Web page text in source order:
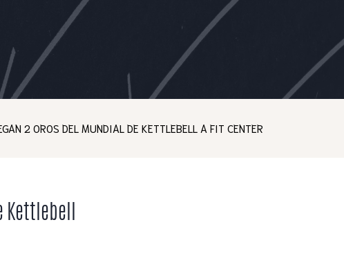
2 OROS DEL MUNDIAL DE KETTLEBELL A FIT CENTER
Kettlebell